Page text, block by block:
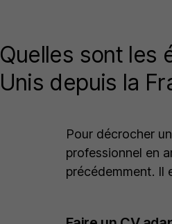
Quelles sont les
Unis depuis la
Pour décrocher
professionnel en
précédemment. Il